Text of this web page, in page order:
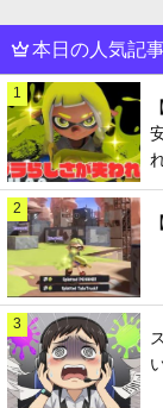
本日の人気記
1
2
3